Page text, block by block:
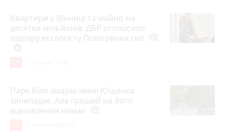
Квартири у Вінниці та майно на
десятки мільйонів: ДБР оголосило
підозру екслогісту Повітряних сил
Парк біля лікарні імені Ющенка
занепадає. Але грошей на його
відновлення немає